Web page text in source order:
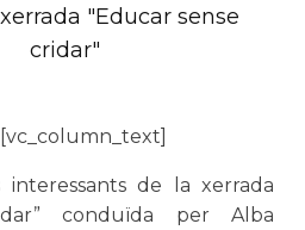
"Educar sense
cridar"
de la xerrada
conduïda per Alba